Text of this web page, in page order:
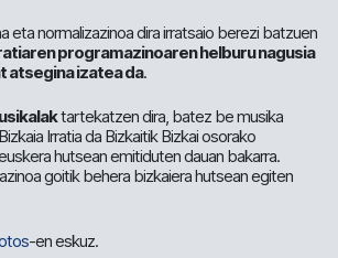
eta normalizazinoa dira irratsaio berezi batzuen
programazinoaren helburu nagusia
atsegina izatea da.
tartekatzen dira, batez be musika
Irratia da Bizkaitik Bizkai osorako
hutsean emitiduten dauan bakarra.
goitik behera bizkaiera hutsean egiten
-en eskuz.